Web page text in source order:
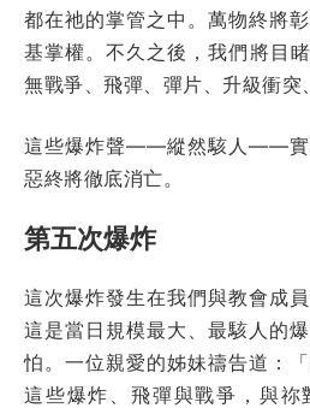
都在祂的掌管之中。萬物終將
基掌權。不久之後，我們將目
無戰爭、飛彈、彈片、升級衝突
這些爆炸聲——縱然駭人——實
惡終將徹底消亡。
第五次爆炸
這次爆炸發生在我們與教會成
這是當日規模最大、最駭人的
怕。一位親愛的姊妹禱告道：
這些爆炸、飛彈與戰爭，與祢